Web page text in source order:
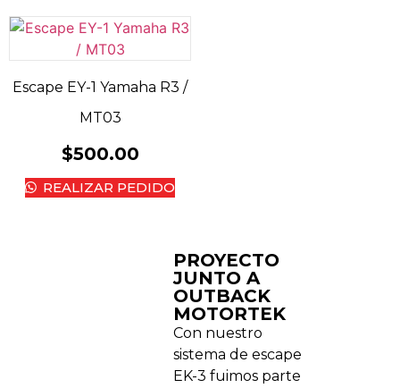
Escape EY-1 Yamaha R3 /
MT03
$500.00
REALIZAR PEDIDO
PROYECTO
JUNTO A
OUTBACK
MOTORTEK ​
Con nuestro
sistema de escape
EK-3 fuimos parte